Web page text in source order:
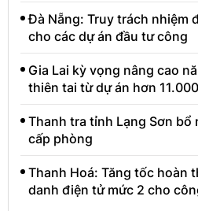
Đà Nẵng: Truy trách nhiệm
cho các dự án đầu tư công
Gia Lai kỳ vọng nâng cao
thiên tai từ dự án hơn
Thanh tra tỉnh Lạng Sơn bổ
cấp phòng
Thanh Hoá: Tăng tốc hoàn
danh điện tử mức 2 cho